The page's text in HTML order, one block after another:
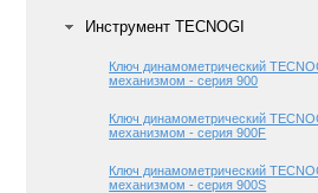
Инструмент TECNOGI
Ключ динамометрический
механизмом - серия 900
Ключ динамометрический
механизмом - серия 900F
Ключ динамометрический
механизмом - серия 900S